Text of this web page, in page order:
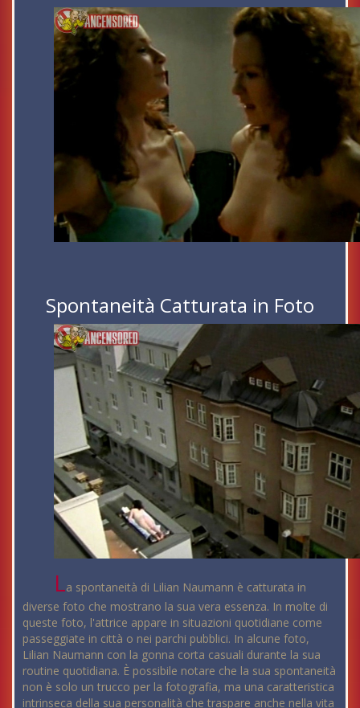
Spontaneità Catturata in Foto
La spontaneità di Lilian Naumann è catturata in
diverse foto che mostrano la sua vera essenza. In molte di
queste foto, l'attrice appare in situazioni quotidiane come
passeggiate in città o nei parchi pubblici. In alcune foto,
Lilian Naumann con la gonna corta casuali durante la sua
routine quotidiana. È possibile notare che la sua spontaneità
non è solo un trucco per la fotografia, ma una caratteristica
intrinseca della sua personalità che traspare anche nella vita